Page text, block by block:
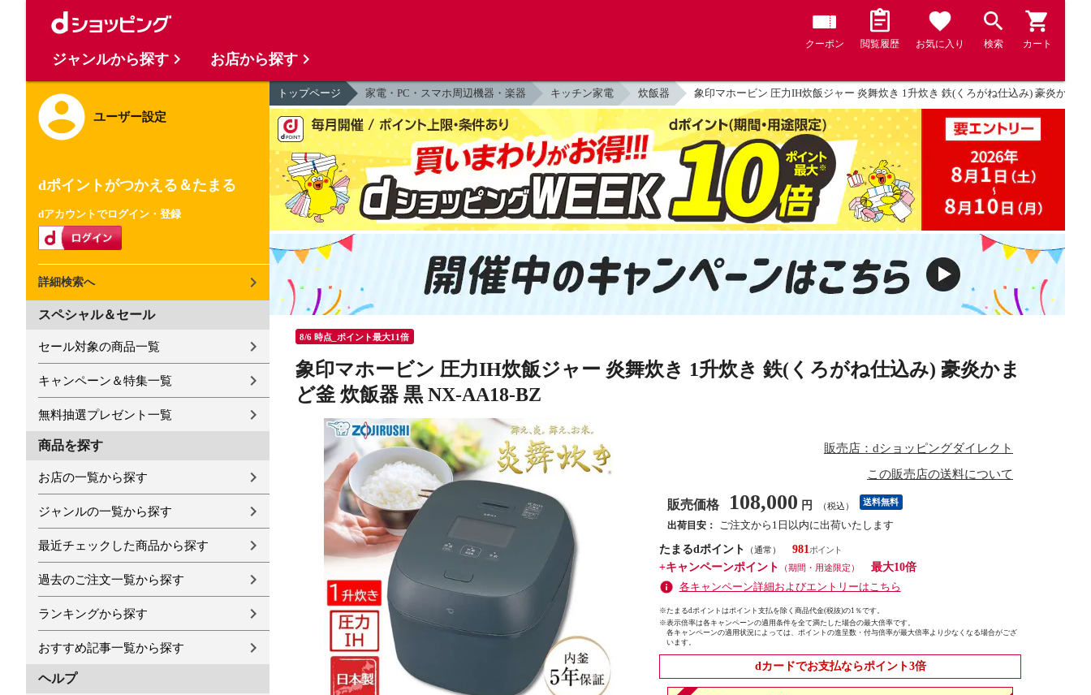
クーポン 閲覧履歴 お気に入り 検索 カート
ユーザー設定
dポイントがつかえる＆たまる
dアカウントでログイン・登録
詳細検索へ
スペシャル＆セール
セール対象の商品一覧
キャンペーン＆特集一覧
無料抽選プレゼント一覧
商品を探す
お店の一覧から探す
ジャンルの一覧から探す
最近チェックした商品から探す
過去のご注文一覧から探す
ランキングから探す
おすすめ記事一覧から探す
ヘルプ
トップページ 家電・PC・スマホ周辺機器・楽器 キッチン家電 炊飯器 象印マホービン 圧力IH炊飯ジャー 炎舞炊き 1升炊き 鉄(くろがね仕込み) 豪炎かま
8/6 時点_ポイント最大11倍
象印マホービン 圧力IH炊飯ジャー 炎舞炊き 1升炊き 鉄(くろがね仕込み) 豪炎かま
ど釜 炊飯器 黒 NX-AA18-BZ
販売店：dショッピングダイレクト
この販売店の送料について
販売価格 108,000 円 （税込） 送料無料
出荷目安：
ご注文から1日以内に出荷いたします
たまるdポイント
（通常）
981
+キャンペーンポイント
（期間・用途限定）
最大10倍
各キャンペーン詳細およびエントリーはこちら
※たまるdポイントはポイント支払を除く商品代金(税抜)の1％です。
※表示倍率は各キャンペーンの適用条件を全て満たした場合の最大倍率です。
各キャンペーンの適用状況によっては、ポイントの進呈数・付与倍率が最大倍率より少なくなる場合がござ
います。
dカードでお支払ならポイント3倍
ジャンルから探す お店から探す